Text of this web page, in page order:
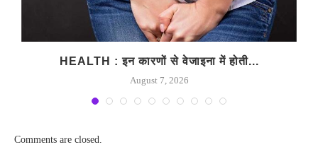
HEALTH : इन कारणों से वेजाइना में होती...
August 7, 2026
Comments are closed.